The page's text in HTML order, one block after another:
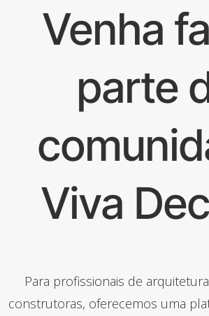
Venha
parte
Viva
Para profissionais de
construtoras, oferecemos uma